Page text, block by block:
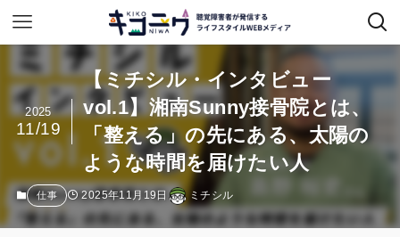
【ミチシル・インタビュー
vol.1】湘南Sunny接骨院とは、
「整える」の先にある、太陽の
ような時間を届けたい人
2025
11/19
仕事 2025年11月19日 ミチシル